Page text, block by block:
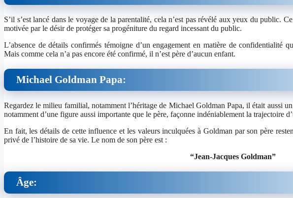
S’il s’est lancé dans le voyage de la parentalité, cela n’est pas révélé aux yeux du public.
motivée par le désir de protéger sa progéniture du regard incessant du public.
L’absence de détails confirmés témoigne d’un engagement en matière de confidentialité
Mais comme cela n’a pas encore été confirmé, il n’est père d’aucun enfant.
Michael Goldman Papa:
Regardez le milieu familial, notamment l’héritage de Michael Goldman Papa, il était aussi
notamment d’une figure aussi importante que le père, façonne indéniablement la trajectoire
En fait, les détails de cette influence et les valeurs inculquées à Goldman par son père
privé de l’histoire de sa vie. Le nom de son père est :
“Jean-Jacques Goldman”
Âge: